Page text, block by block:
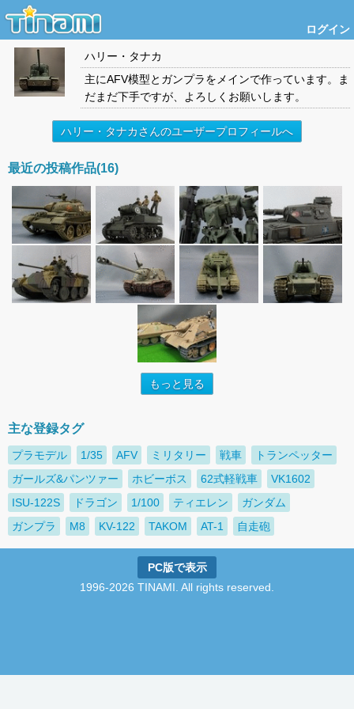
ログイン
ハリー・タナカ
主にAFV模型とガンプラをメインで作っています。ま
だまだ下手ですが、よろしくお願いします。
ハリー・タナカさんのユーザープロフィールへ
最近の投稿作品(16)
もっと見る
主な登録タグ
プラモデル 1/35 AFV ミリタリー 戦車
トランペッター
ガールズ&パンツァー
ホビーボス 62式軽戦車
VK1602
ISU-122S
ドラゴン 1/100 ティエレン
ガンダム
ガンプラ
M8 KV-122 TAKOM AT-1 自走砲
PC版で表示
1996-2026 TINAMI. All rights reserved.